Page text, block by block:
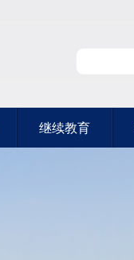
继续教育